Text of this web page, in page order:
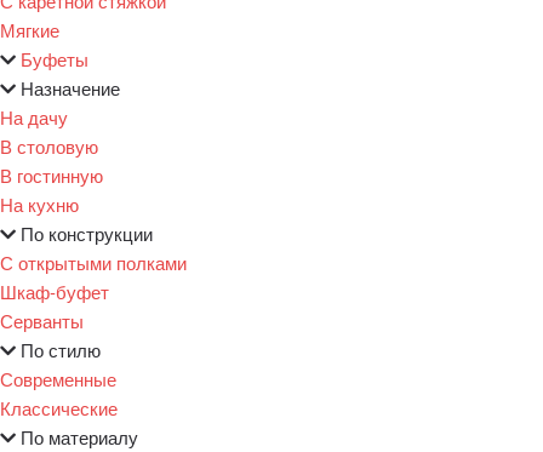
Мягкие
Буфеты
Назначение
На дачу
В столовую
В гостинную
На кухню
По конструкции
С открытыми полками
Шкаф-буфет
Серванты
По стилю
Современные
Классические
По материалу